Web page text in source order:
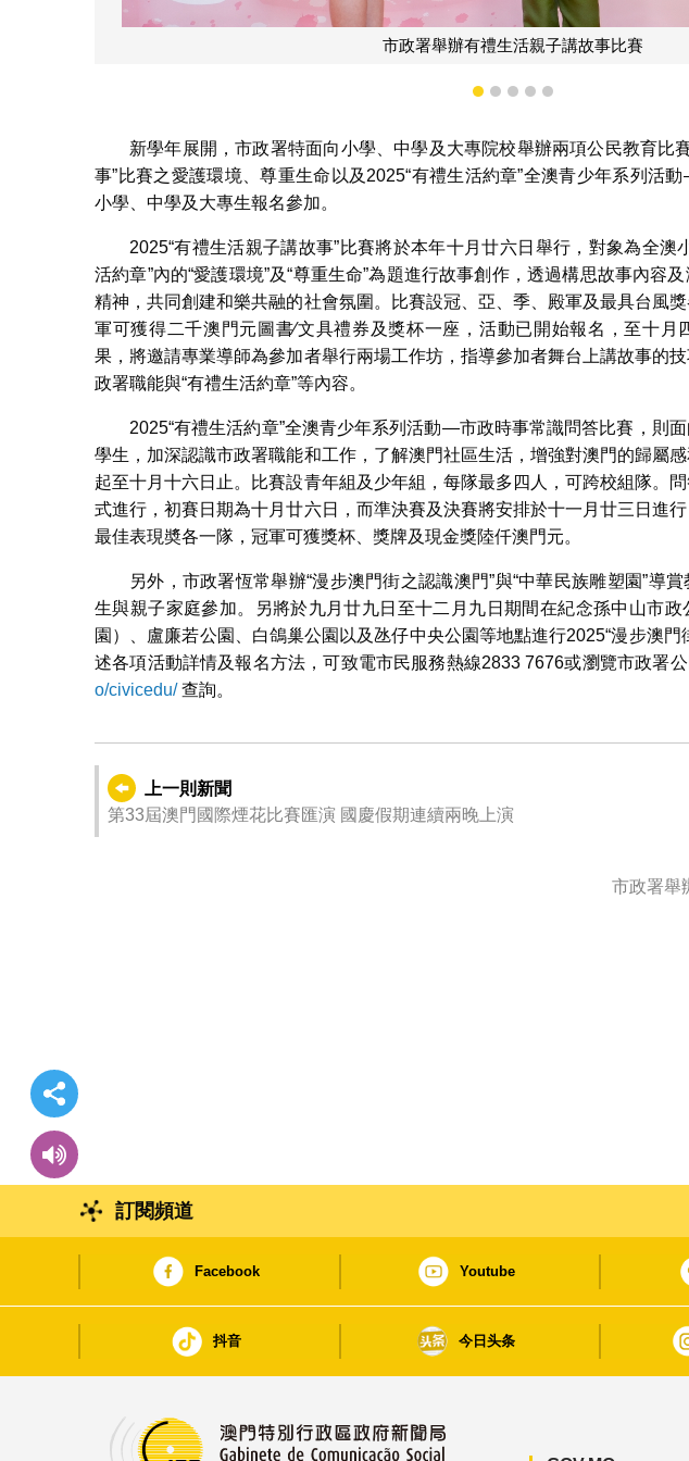
市政署舉辦市政時事常識問答比賽
1 2 3 4 5
新學年展開，市政署特面向小學、中學及大專院校舉辦兩項公民教育比
事”比賽之愛護環境、尊重生命以及2025“有禮生活約章”全澳青少年系列活
小學、中學及大專生報名參加。
2025“有禮生活親子講故事”比賽將於本年十月廿六日舉行，對象為全澳
活約章”內的“愛護環境”及“尊重生命”為題進行故事創作，透過構思故事內容
精神，共同創建和樂共融的社會氛圍。比賽設冠、亞、季、殿軍及最具台風
軍可獲得二千澳門元圖書∕文具禮券及獎杯一座，活動已開始報名，至十月
果，將邀請專業導師為參加者舉行兩場工作坊，指導參加者舞台上講故事的
政署職能與“有禮生活約章”等內容。
2025“有禮生活約章”全澳青少年系列活動—市政時事常識問答比賽，則
學生，加深認識市政署職能和工作，了解澳門社區生活，增強對澳門的歸屬
起至十月十六日止。比賽設青年組及少年組，每隊最多四人，可跨校組隊。
式進行，初賽日期為十月廿六日，而準決賽及決賽將安排於十一月廿三日進
最佳表現奬各一隊，冠軍可獲獎杯、獎牌及現金獎陸仟澳門元。
另外，市政署恆常舉辦“漫步澳門街之認識澳門”與“中華民族雕塑園”導
生與親子家庭參加。另將於九月廿九日至十二月九日期間在紀念孫中山市
園）、盧廉若公園、白鴿巢公園以及氹仔中央公園等地點進行2025“漫步澳門
述各項活動詳情及報名方法，可致電市民服務熱線2833 7676或瀏覽市政署
o/civicedu/ 查詢。
上一則新聞
第33屆澳門國際煙花比賽匯演 國慶假期連續兩晚上演
市政署舉
訂閱頻道
Facebook Youtube
抖音 今日头条